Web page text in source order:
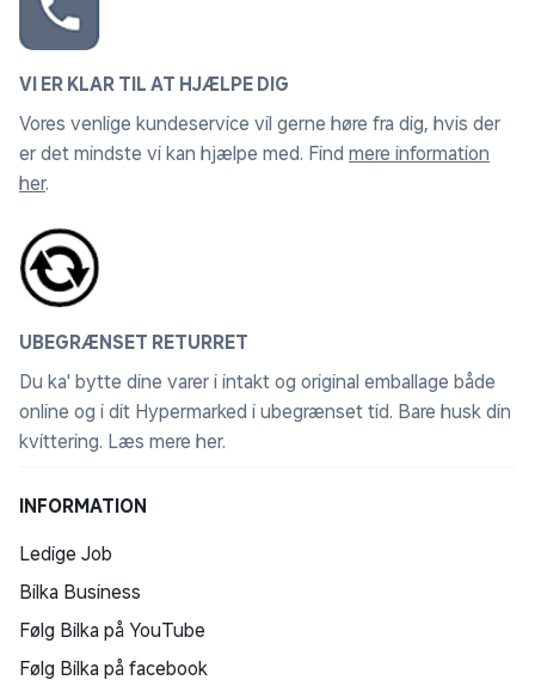
VI ER KLAR TIL AT HJÆLPE DIG
Vores venlige kundeservice vil gerne høre fra dig, hvis der
er det mindste vi kan hjælpe med. Find mere information
her.
UBEGRÆNSET RETURRET
Du ka' bytte dine varer i intakt og original emballage både
online og i dit Hypermarked i ubegrænset tid. Bare husk din
kvittering. Læs mere her.
INFORMATION
Ledige Job
Bilka Business
Følg Bilka på YouTube
Følg Bilka på facebook